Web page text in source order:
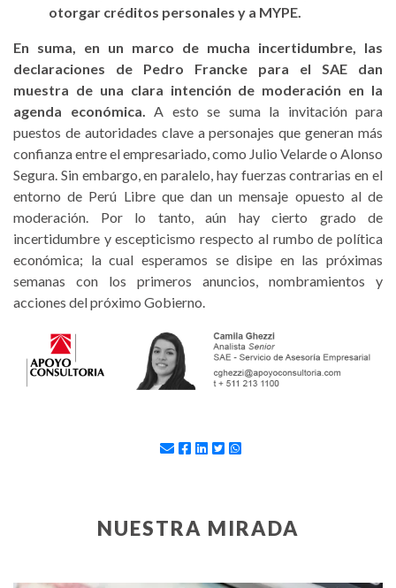
otorgar créditos personales y a MYPE.
En suma, en un marco de mucha incertidumbre, las
declaraciones de Pedro Francke para el SAE dan
muestra de una clara intención de moderación en la
agenda económica. A esto se suma la invitación para
puestos de autoridades clave a personajes que generan más
confianza entre el empresariado, como Julio Velarde o Alonso
Segura. Sin embargo, en paralelo, hay fuerzas contrarias en el
entorno de Perú Libre que dan un mensaje opuesto al de
moderación. Por lo tanto, aún hay cierto grado de
incertidumbre y escepticismo respecto al rumbo de política
económica; la cual esperamos se disipe en las próximas
semanas con los primeros anuncios, nombramientos y
acciones del próximo Gobierno.
NUESTRA MIRADA